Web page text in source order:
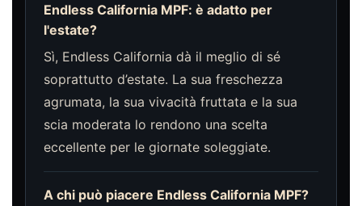
Endless California MPF: è adatto per
l'estate?
Sì, Endless California dà il meglio di sé
soprattutto d’estate. La sua freschezza
agrumata, la sua vivacità fruttata e la sua
scia moderata lo rendono una scelta
eccellente per le giornate soleggiate.
A chi può piacere Endless California MPF?